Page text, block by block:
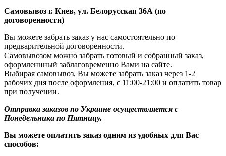
Самовывоз г. Киев, ул. Белорусская 36А (по
договоренности)
Вы можете забрать заказ у нас самостоятельно по
предварительной договоренности.
Самовывозом можно забрать готовый и собранный заказ,
оформленнный заблаговременно Вами на сайте.
Выбирая самовывоз, Вы можете забрать заказ через 1-2
рабочих дня после оформления, с 11:00-21:00 и оплатить товар
при получении.
Отправка заказов по Украине осуществляется с
Понедельника по Пятницу.
Вы можете оплатить заказ одним из удобных для Вас
способов: